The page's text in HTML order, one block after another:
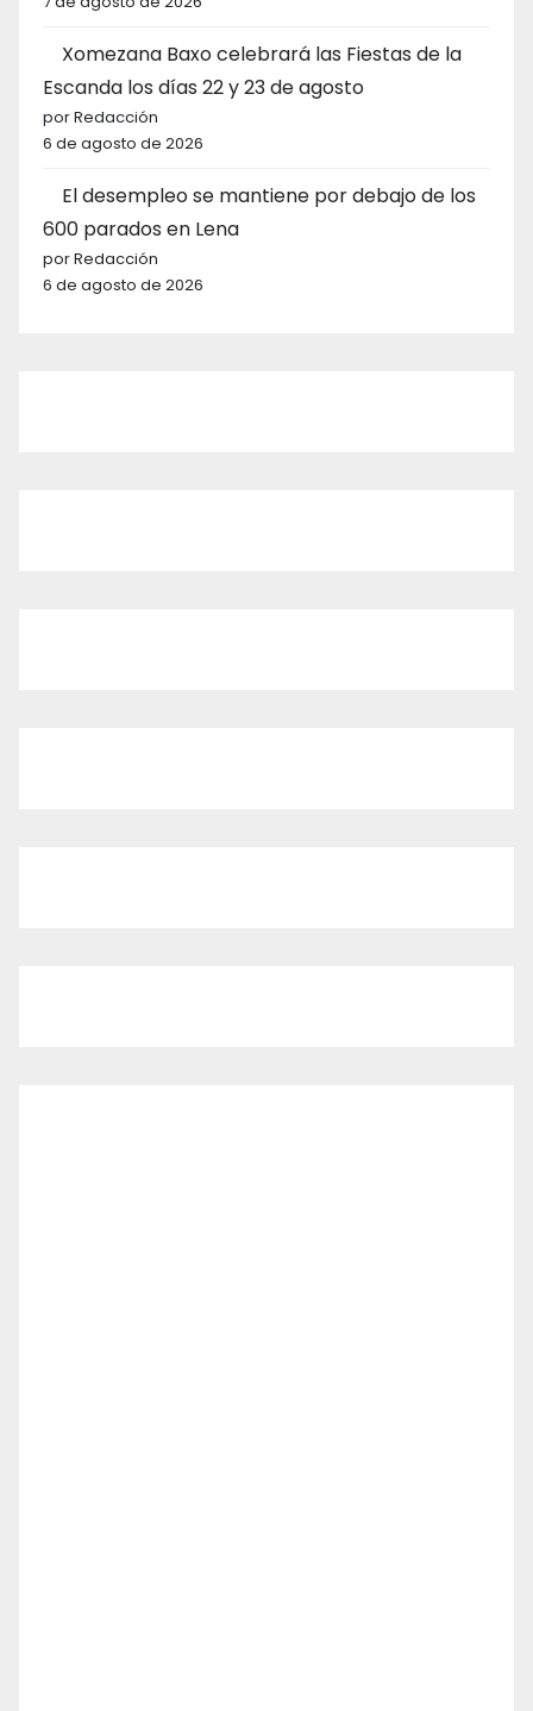
Xomezana Baxo celebrará las Fiestas de la
Escanda los días 22 y 23 de agosto
por Redacción
6 de agosto de 2026
El desempleo se mantiene por debajo de los
600 parados en Lena
por Redacción
6 de agosto de 2026